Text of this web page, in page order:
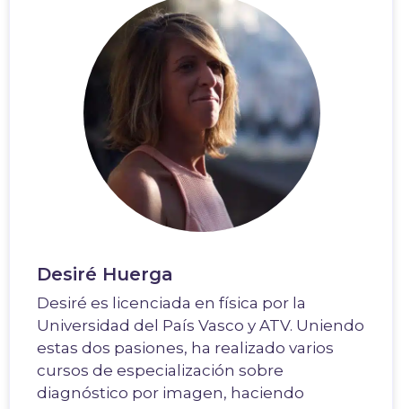
Desiré Huerga
Desiré es licenciada en física por la
Universidad del País Vasco y ATV. Uniendo
estas dos pasiones, ha realizado varios
cursos de especialización sobre
diagnóstico por imagen, haciendo